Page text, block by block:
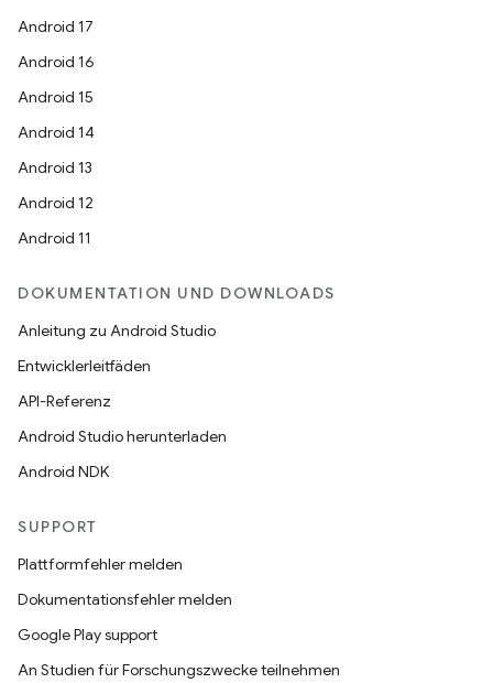
Android 17
Android 16
Android 15
Android 14
Android 13
Android 12
Android 11
DOKUMENTATION UND DOWNLOADS
Anleitung zu Android Studio
Entwicklerleitfäden
API-Referenz
Android Studio herunterladen
Android NDK
SUPPORT
Plattformfehler melden
Dokumentationsfehler melden
Google Play support
An Studien für Forschungszwecke teilnehmen